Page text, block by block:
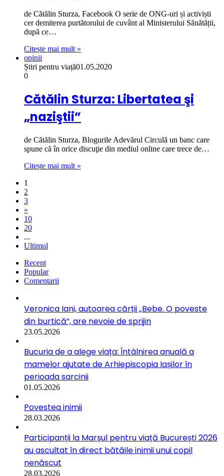
de Cătălin Sturza, Facebook O serie de ONG-uri și activiști
cer demiterea purtătorului de cuvânt al Ministerului Sănătății,
după ce…
Citește mai mult »
opinii
Știri pentru viață01.05.2020
0
Cătălin Sturza: Libertatea şi
„naziştii”
de Cătălin Sturza, Blogurile Adevărul Circulă un banc care
spune că în orice discuţie din mediul online care trece de…
Citește mai mult »
1
2
3
»
10
20
...
Ultimul
Recent
Popular
Comentarii
Veronica Iani, autoarea cărții „Bebe. O poveste
din burtică”, are nevoie de sprijin
23.05.2026
Bucuria de a alege viața: Întâlnirea anuală a
mamelor ajutate de Arhiepiscopia Iașilor în
perioada sarcinii
01.05.2026
Povestea inimii
28.03.2026
Participanții la Marșul pentru viață București 2026
au ascultat în direct bătăile inimii unui copil
nenăscut
28.03.2026